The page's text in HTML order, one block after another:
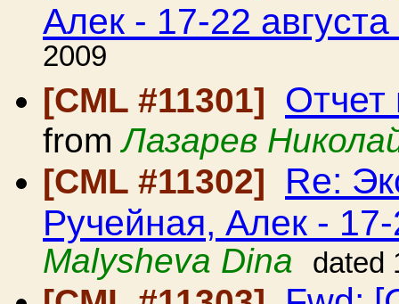
Алек - 17-22
2009
[CML #11301]
Отчет
fromЛазарев
[CML #11302]
Re:
Ручейная, Алек -
Malysheva Dina
dated